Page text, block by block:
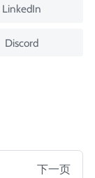
LinkedIn
Discord
下一页